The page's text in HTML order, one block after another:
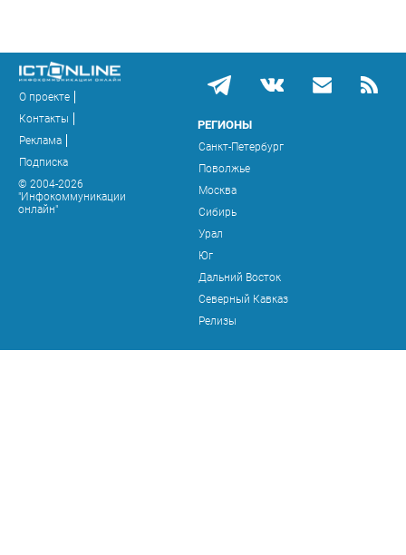
О проекте
Контакты
Реклама
Подписка
© 2004-2026
"Инфокоммуникации
онлайн"
РЕГИОНЫ
Санкт-Петербург
Поволжье
Москва
Сибирь
Урал
Юг
Дальний Восток
Северный Кавказ
Релизы